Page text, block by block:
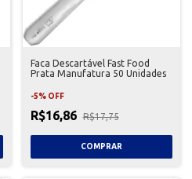
Faca Descartável Fast Food
Prata Manufatura 50 Unidades
-5% OFF
R$16,86 R$17,75